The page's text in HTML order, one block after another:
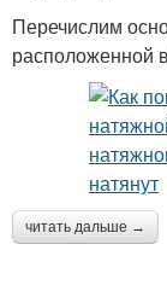
Перечислим
расположенной
читать дальше →